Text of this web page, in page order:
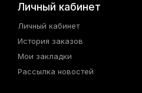
Личный кабинет
Личный кабинет
История заказов
Мои закладки
Рассылка новостей